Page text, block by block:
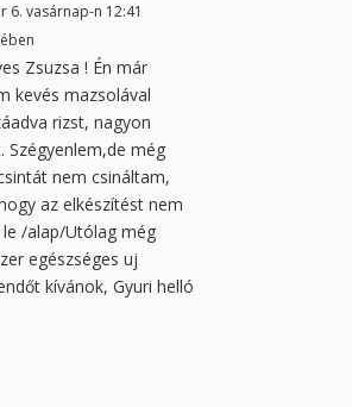
6. vasárnap-n 12:41
Zsuzsa ! Én már
kevés mazsolával
rizst, nagyon
Szégyenlem,de még
nem csináltam,
az elkészítést nem
/alap/Utólag még
egészséges uj
kívánok, Gyuri helló